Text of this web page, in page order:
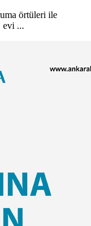
örtüleri ile
evi ...